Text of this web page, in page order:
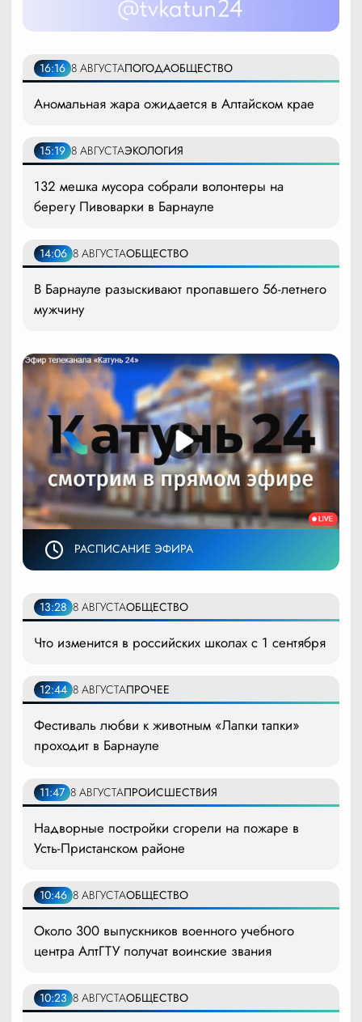
16:16 8 АВГУСТАПОГОДАОБЩЕСТВО
Аномальная жара ожидается в Алтайском крае
15:19 8 АВГУСТАЭКОЛОГИЯ
132 мешка мусора собрали волонтеры на
берегу Пивоварки в Барнауле
14:06 8 АВГУСТАОБЩЕСТВО
В Барнауле разыскивают пропавшего 56-летнего
мужчину
РАСПИСАНИЕ ЭФИРА
13:28 8 АВГУСТАОБЩЕСТВО
Что изменится в российских школах с 1 сентября
12:44 8 АВГУСТАПРОЧЕЕ
Фестиваль любви к животным «Лапки тапки»
проходит в Барнауле
11:47 8 АВГУСТАПРОИСШЕСТВИЯ
Надворные постройки сгорели на пожаре в
Усть-Пристанском районе
10:46 8 АВГУСТАОБЩЕСТВО
Около 300 выпускников военного учебного
центра АлтГТУ получат воинские звания
10:23 8 АВГУСТАОБЩЕСТВО